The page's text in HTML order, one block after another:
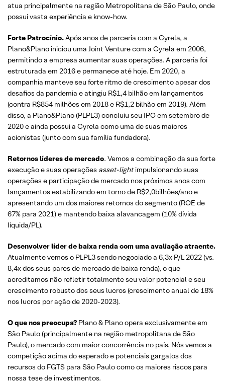
atua principalmente na região Metropolitana de São Paulo, onde
possui vasta experiência e know-how.
Forte Patrocínio.Após anos de parceria com a Cyrela, a
Plano&Plano iniciou uma Joint Venture com a Cyrela em 2006,
permitindo a empresa aumentar suas operações. A parceria foi
estruturada em 2016 e permanece até hoje. Em 2020, a
companhia manteve seu forte ritmo de crescimento apesar dos
desafios da pandemia e atingiu R$1,4 bilhão em lançamentos
(contra R$854 milhões em 2018 e R$1,2 bilhão em 2019). Além
disso, a Plano&Plano (PLPL3) concluiu seu IPO em setembro de
2020 e ainda possui a Cyrela como uma de suas maiores
acionistas (junto com sua família fundadora).
Retornos líderes de mercado. Vemos a combinação da sua forte
execução e suas operações asset-lightimpulsionando suas
operações e participação de mercado nos próximos anos com
lançamentos estabilizando em torno de R$2,0bilhões/ano e
apresentando um dos maiores retornos do segmento (ROE de
67% para 2021) e mantendo baixa alavancagem (10% dívida
líquida/PL).
Desenvolver líder de baixa renda com uma avaliação atraente.
Atualmente vemos o PLPL3 sendo negociado a 6,3x P/L 2022 (vs.
8,4x dos seus pares de mercado de baixa renda), o que
acreditamos não refletir totalmente seu valor potencial e seu
crescimento robusto dos seus lucros (crescimento anual de 18%
nos lucros por ação de 2020-2023).
O que nos preocupa? Plano & Plano opera exclusivamente em
São Paulo (principalmente na região metropolitana de São
Paulo), o mercado com maior concorrência no país. Nós vemos a
competição acima do esperado e potenciais gargalos dos
recursos do FGTS para São Paulo como os maiores riscos para
nossa tese de investimentos.